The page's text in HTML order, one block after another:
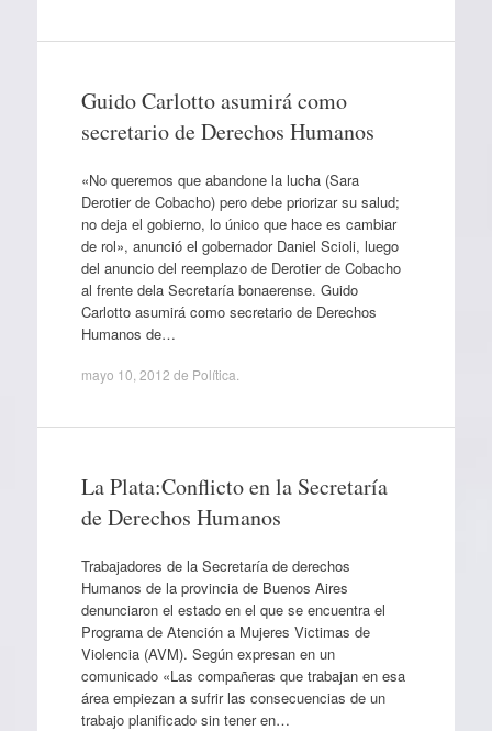
Guido Carlotto asumirá como
secretario de Derechos Humanos
«No queremos que abandone la lucha (Sara
Derotier de Cobacho) pero debe priorizar su salud;
no deja el gobierno, lo único que hace es cambiar
de rol», anunció el gobernador Daniel Scioli, luego
del anuncio del reemplazo de Derotier de Cobacho
al frente dela Secretaría bonaerense. Guido
Carlotto asumirá como secretario de Derechos
Humanos de…
mayo 10, 2012 de Política
La Plata:Conflicto en la Secretaría
de Derechos Humanos
Trabajadores de la Secretaría de derechos
Humanos de la provincia de Buenos Aires
denunciaron el estado en el que se encuentra el
Programa de Atención a Mujeres Victimas de
Violencia (AVM). Según expresan en un
comunicado «Las compañeras que trabajan en esa
área empiezan a sufrir las consecuencias de un
trabajo planificado sin tener en…